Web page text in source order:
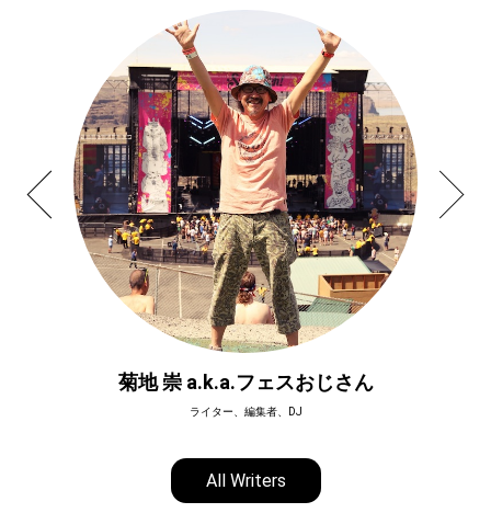
菊地 崇 a.k.a.フェスおじさん
ライター、編集者、DJ
All Writers